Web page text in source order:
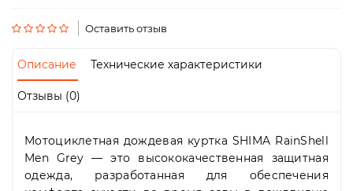
Пт
-
19:00
Сб
19:00
Вс
-
выходной
Оставить отзыв
Описание Технические характеристики
Отзывы (0)
Мотоциклетная дождевая куртка SHIMA RainShell
Men Grey — это высококачественная защитная
одежда, разработанная для обеспечения